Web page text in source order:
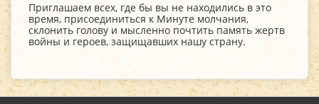
Приглашаем всех, где бы вы не находились в это
время, присоединиться к Минуте молчания,
склонить голову и мысленно почтить память жертв
войны и героев, защищавших нашу страну.